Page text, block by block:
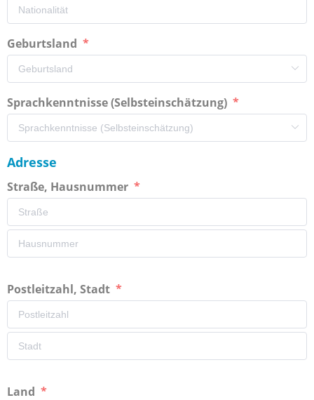
Geburtsland
Sprachkenntnisse (Selbsteinschätzung)
Adresse
Straße, Hausnummer
Postleitzahl, Stadt
Land